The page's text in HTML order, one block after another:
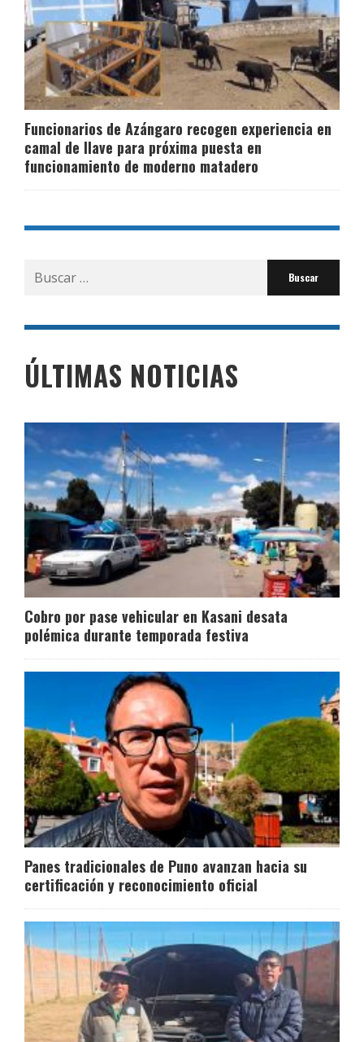
Funcionarios de Azángaro recogen experiencia en
camal de Ilave para próxima puesta en
funcionamiento de moderno matadero
Buscar
por:
ÚLTIMAS NOTICIAS
Cobro por pase vehicular en Kasani desata
polémica durante temporada festiva
Panes tradicionales de Puno avanzan hacia su
certificación y reconocimiento oficial